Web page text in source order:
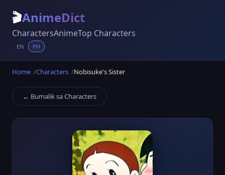
🎬AnimeDict
CharactersAnimeTop Characters
EN PH
Home Characters Nobisuke's Sister
← Bumalik sa Characters